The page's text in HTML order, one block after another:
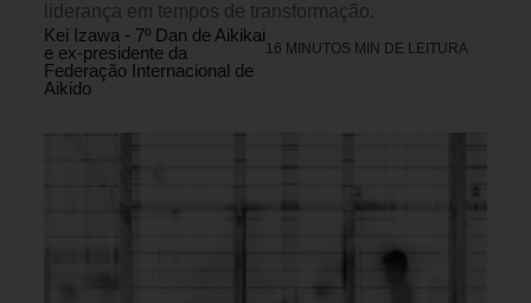
liderança em tempos de transformação.
Kei Izawa - 7º Dan de Aikikai
e ex-presidente da
Federação Internacional de
Aikido
16 MINUTOS MIN DE LEITURA